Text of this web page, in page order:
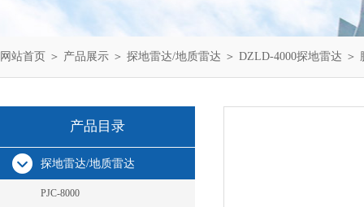
网站首页 ＞ 产品展示 ＞ 探地雷达/地质雷达 ＞ DZLD-4000探地雷达 ＞
产品目录
探地雷达/地质雷达
PJC-8000